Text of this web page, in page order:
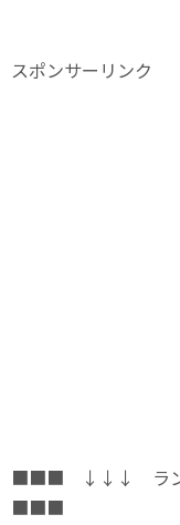
スポンサーリンク
■■■ ↓↓↓ ラン
■■■